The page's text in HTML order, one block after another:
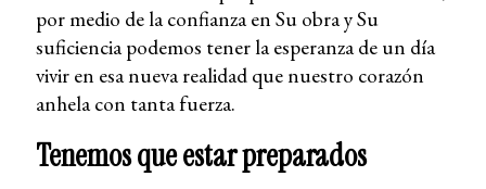
por medio de la confianza en Su obra y Su
suficiencia podemos tener la esperanza de un día
vivir en esa nueva realidad que nuestro corazón
anhela con tanta fuerza.
Tenemos que estar preparados